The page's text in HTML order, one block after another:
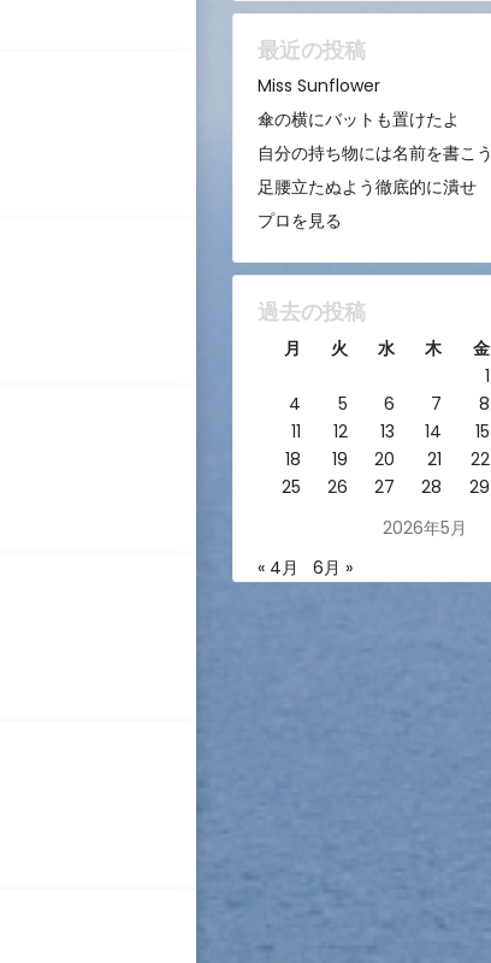
最近の投稿
Miss Sunflower
傘の横にバットも置けたよ
自分の持ち物には名前を書こう
足腰立たぬよう徹底的に潰せ
プロを見る
過去の投稿
2026年5月
月 火 水 木 金
1
4
5 6 7 8
11
12 13 14 15
18
19 20 21 22
25
26 27 28 29
« 4月 6月 »